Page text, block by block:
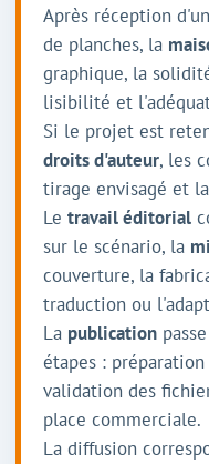
Après réception d'un
de planches, la
graphique, la
lisibilité et
Si le projet est
droits d'auteur, les
tirage envisagé et
Le travail éditorial
sur le scénario, la
couverture, la
traduction ou
La publication
étapes :
validation des
place commerciale.
La diffusion